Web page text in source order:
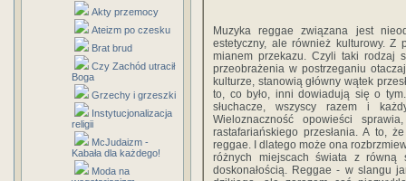
Akty przemocy
Ateizm po czesku
Brat brud
Czy Zachód utracił
Boga
Grzechy i grzeszki
Instytucjonalizacja
religii
McJudaizm -
Kabała dla każdego!
Moda na
Muzyka reggae związana jest
estetyczny, ale również kulturowy.
mianem przekazu. Czyli taki rodzaj
przeobrażenia w postrzeganiu
kulturze, stanowią główny wątek
to, co było, inni dowiadują się o
słuchacze, wszyscy razem i
Wieloznaczność opowieści
rastafariańskiego przesłania. A to,
reggae. I dlatego może ona
różnych miejscach świata z równą
doskonałością. Reggae - w slangu